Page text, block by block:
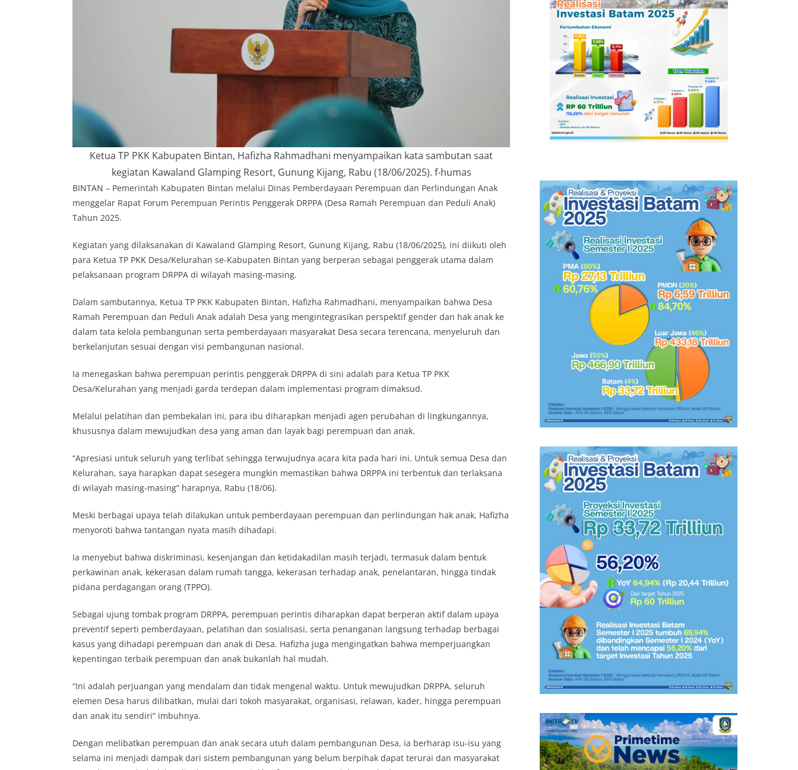
Ketua TP PKK Kabupaten Bintan, Hafizha Rahmadhani menyampaikan kata sambutan saat
kegiatan Kawaland Glamping Resort, Gunung Kijang, Rabu (18/06/2025). f-humas
BINTAN – Pemerintah Kabupaten Bintan melalui Dinas Pemberdayaan Perempuan dan Perlindungan Anak
menggelar Rapat Forum Perempuan Perintis Penggerak DRPPA (Desa Ramah Perempuan dan Peduli Anak)
Tahun 2025.
Kegiatan yang dilaksanakan di Kawaland Glamping Resort, Gunung Kijang, Rabu (18/06/2025), ini diikuti oleh
para Ketua TP PKK Desa/Kelurahan se-Kabupaten Bintan yang berperan sebagai penggerak utama dalam
pelaksanaan program DRPPA di wilayah masing-masing.
Dalam sambutannya, Ketua TP PKK Kabupaten Bintan, Hafizha Rahmadhani, menyampaikan bahwa Desa
Ramah Perempuan dan Peduli Anak adalah Desa yang mengintegrasikan perspektif gender dan hak anak ke
dalam tata kelola pembangunan serta pemberdayaan masyarakat Desa secara terencana, menyeluruh dan
berkelanjutan sesuai dengan visi pembangunan nasional.
Ia menegaskan bahwa perempuan perintis penggerak DRPPA di sini adalah para Ketua TP PKK
Desa/Kelurahan yang menjadi garda terdepan dalam implementasi program dimaksud.
Melalui pelatihan dan pembekalan ini, para ibu diharapkan menjadi agen perubahan di lingkungannya,
khususnya dalam mewujudkan desa yang aman dan layak bagi perempuan dan anak.
“Apresiasi untuk seluruh yang terlibat sehingga terwujudnya acara kita pada hari ini. Untuk semua Desa dan
Kelurahan, saya harapkan dapat sesegera mungkin memastikan bahwa DRPPA ini terbentuk dan terlaksana
di wilayah masing-masing” harapnya, Rabu (18/06).
Meski berbagai upaya telah dilakukan untuk pemberdayaan perempuan dan perlindungan hak anak, Hafizha
menyoroti bahwa tantangan nyata masih dihadapi.
Ia menyebut bahwa diskriminasi, kesenjangan dan ketidakadilan masih terjadi, termasuk dalam bentuk
perkawinan anak, kekerasan dalam rumah tangga, kekerasan terhadap anak, penelantaran, hingga tindak
pidana perdagangan orang (TPPO).
Sebagai ujung tombak program DRPPA, perempuan perintis diharapkan dapat berperan aktif dalam upaya
preventif seperti pemberdayaan, pelatihan dan sosialisasi, serta penanganan langsung terhadap berbagai
kasus yang dihadapi perempuan dan anak di Desa. Hafizha juga mengingatkan bahwa memperjuangkan
kepentingan terbaik perempuan dan anak bukanlah hal mudah.
“Ini adalah perjuangan yang mendalam dan tidak mengenal waktu. Untuk mewujudkan DRPPA, seluruh
elemen Desa harus dilibatkan, mulai dari tokoh masyarakat, organisasi, relawan, kader, hingga perempuan
dan anak itu sendiri” imbuhnya.
Dengan melibatkan perempuan dan anak secara utuh dalam pembangunan Desa, ia berharap isu-isu yang
selama ini menjadi dampak dari sistem pembangunan yang belum berpihak dapat terurai dan masyarakat